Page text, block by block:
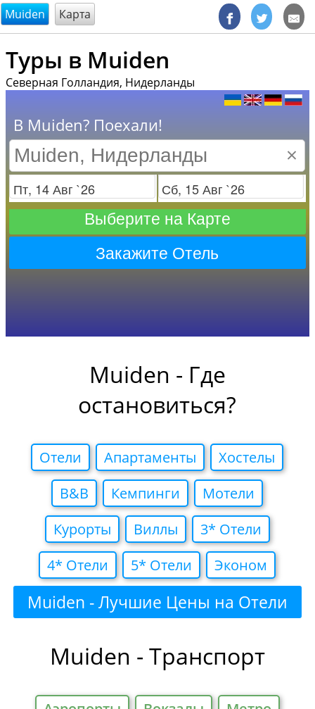
@endsectiom
Muiden Карта
Туры в Muiden
Северная Голландия, Нидерланды
В Muiden? Поехали!
×
Заезд Отъезд
Выберите на Карте
Закажите Отель
Muiden - Где
остановиться?
Отели Апартаменты
Хостелы
B&B
Кемпинги
Мотели
Курорты
Виллы
3* Отели
4* Отели
5* Отели Эконом
Muiden - Лучшие Цены на Отели
Muiden - Транспорт